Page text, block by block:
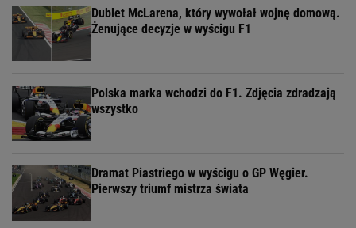
Dublet McLarena, który wywołał wojnę domową.
Żenujące decyzje w wyścigu F1
Polska marka wchodzi do F1. Zdjęcia zdradzają
wszystko
Dramat Piastriego w wyścigu o GP Węgier.
Pierwszy triumf mistrza świata